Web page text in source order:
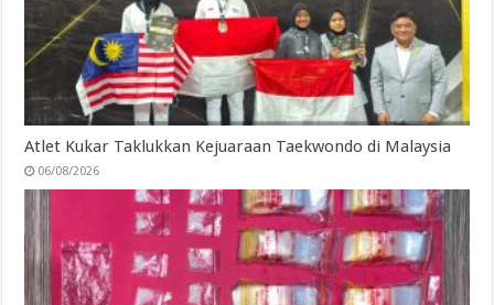
Atlet Kukar Taklukkan Kejuaraan Taekwondo di Malaysia
06/08/2026